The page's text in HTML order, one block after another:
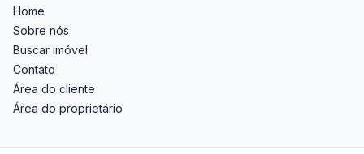
Home
Sobre nós
Buscar imóvel
Contato
Área do cliente
Área do proprietário